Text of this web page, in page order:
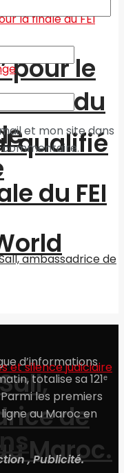
pour le
du
de
Maroc.
qualifié
du FEI
et mon site dans
d’informations
totalise sa 121ᵉ
les premiers
au Maroc en
, Publicité.